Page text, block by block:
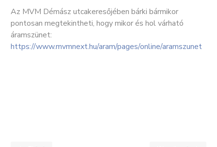
Az MVM Démász utcakeresőjében bárki bármikor
pontosan megtekintheti, hogy mikor és hol várható
áramszünet:
https://www.mvmnext.hu/aram/pages/online/aramszunet